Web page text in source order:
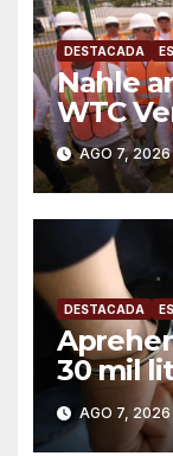
DESTACADA
Nahle
WTC
AGO 7, 2026
DESTACADA
30 mil
AGO 7, 2026